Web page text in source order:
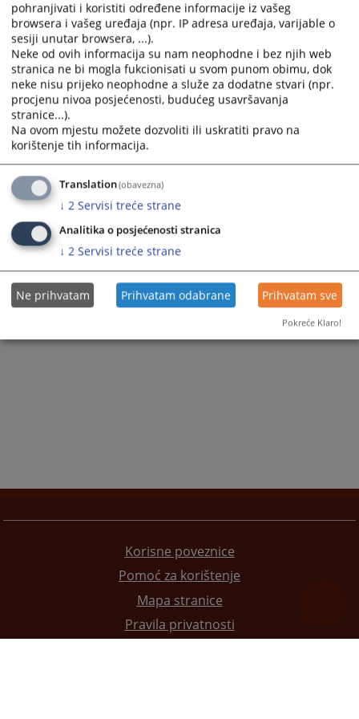
Prateći dokumenti
Vodic za ostvarivanje prava pristupa informacijama
288PREGLEDA
Korisne poveznice
Pomoć za korištenje
Mapa stranice
Pravila privatnosti
pohranjivati i koristiti određene informacije iz vašeg
browsera i vašeg uređaja (npr. IP adresa uređaja, varijable o
sesiji unutar browsera, ...).
Neke od ovih informacija su nam neophodne i bez njih web
stranica ne bi mogla fukcionisati u svom punom obimu, dok
neke nisu prijeko neophodne a služe za dodatne stvari (npr.
procjenu nivoa posjećenosti, budućeg usavršavanja
stranice...).
Na ovom mjestu možete dozvoliti ili uskratiti pravo na
korištenje tih informacija.
Translation(obavezna)
↓ 2 Servisi treće strane
Analitika o posjećenosti stranica
↓ 2 Servisi treće strane
Ne prihvatam Prihvatam odabrane Prihvatam sve
Pokreće Klaro!